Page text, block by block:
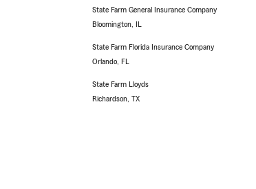
State Farm General Insurance Company
Bloomington, IL
State Farm Florida Insurance Company
Orlando, FL
State Farm Lloyds
Richardson, TX